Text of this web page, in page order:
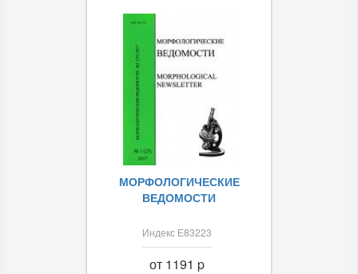
МОРФОЛОГИЧЕСКИЕ
ВЕДОМОСТИ
Индекс Е83223
от 1191 p